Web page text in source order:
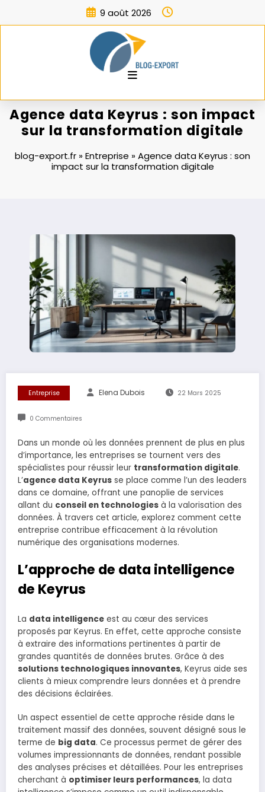
contenu
9 août 2026
Agence data Keyrus : son impact
sur la transformation digitale
blog-export.fr »Entreprise »Agence data Keyrus : son
impact sur la transformation digitale
Entreprise Elena Dubois 22 Mars 2025
0 Commentaires
Dans un monde où les données prennent de plus en plus
d’importance, les entreprises se tournent vers des
spécialistes pour réussir leur transformation digitale.
L’agence data Keyrus se place comme l’un des leaders
dans ce domaine, offrant une panoplie de services
allant du conseil en technologies à la valorisation des
données. À travers cet article, explorez comment cette
entreprise contribue efficacement à la révolution
numérique des organisations modernes.
L’approche de data intelligence
de Keyrus
La data intelligence est au cœur des services
proposés par Keyrus. En effet, cette approche consiste
à extraire des informations pertinentes à partir de
grandes quantités de données brutes. Grâce à des
solutions technologiques innovantes, Keyrus aide ses
clients à mieux comprendre leurs données et à prendre
des décisions éclairées.
Un aspect essentiel de cette approche réside dans le
traitement massif des données, souvent désigné sous le
terme de big data. Ce processus permet de gérer des
volumes impressionnants de données, rendant possible
des analyses précises et détaillées. Pour les entreprises
cherchant à optimiser leurs performances, la data